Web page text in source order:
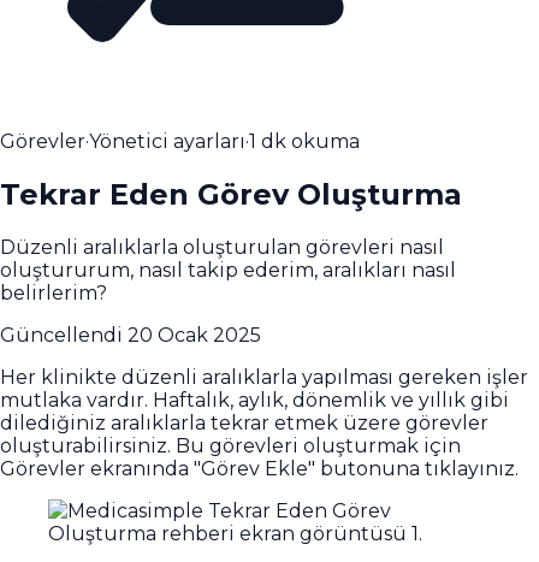
Görevler·Yönetici ayarları·1 dk okuma
Tekrar Eden Görev Oluşturma
Düzenli aralıklarla oluşturulan görevleri nasıl
oluştururum, nasıl takip ederim, aralıkları nasıl
belirlerim?
Güncellendi 20 Ocak 2025
Her klinikte düzenli aralıklarla yapılması gereken işler
mutlaka vardır. Haftalık, aylık, dönemlik ve yıllık gibi
dilediğiniz aralıklarla tekrar etmek üzere görevler
oluşturabilirsiniz. Bu görevleri oluşturmak için
Görevler ekranında "Görev Ekle" butonuna tıklayınız.